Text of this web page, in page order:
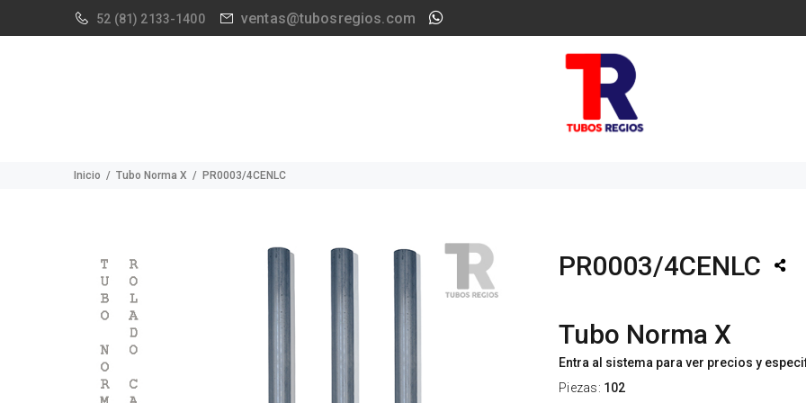
52 (81) 2133-1400 ventas@tubosregios.com
Inicio Tubo Norma X PR0003/4CENLC
PR0003/4CENLC
Tubo Norma X
Entra al sistema para ver precios y
Piezas: 102